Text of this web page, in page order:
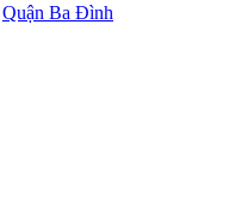
Quận Ba Đình